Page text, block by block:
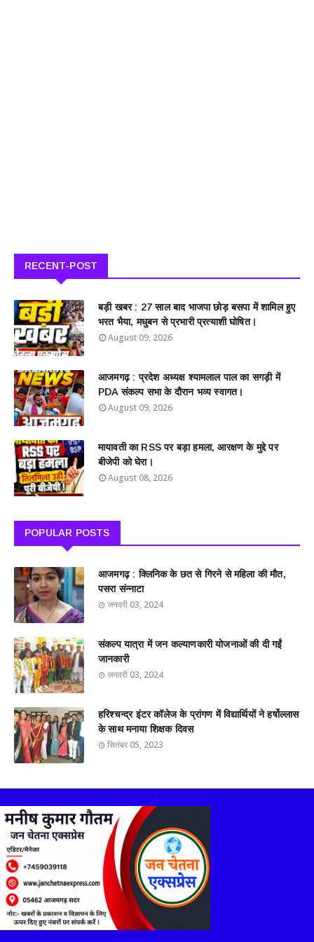
RECENT-POST
बड़ी खबर : 27 साल बाद भाजपा छोड़ बसपा में शामिल हुए
भरत भैया, मधुबन से प्रभारी प्रत्याशी घोषित।
August 09, 2026
आजमगढ़ : प्रदेश अध्यक्ष श्यामलाल पाल का सगड़ी में
PDA संकल्प सभा के दौरान भव्य स्वागत।
August 09, 2026
मायावती का RSS पर बड़ा हमला, आरक्षण के मुद्दे पर
बीजेपी को घेरा।
August 08, 2026
POPULAR POSTS
आजमगढ़ : क्लिनिक के छत से गिरने से महिला की मौत,
पसरा संन्नाटा
जनवरी 03, 2024
संकल्प यात्रा में जन कल्याणकारी योजनाओं की दी गईं
जानकारी
जनवरी 03, 2024
हरिश्चन्द्र इंटर कॉलेज के प्रांगण में विद्यार्थियों ने हर्षोल्लास
के साथ मनाया शिक्षक दिवस
सितंबर 05, 2023